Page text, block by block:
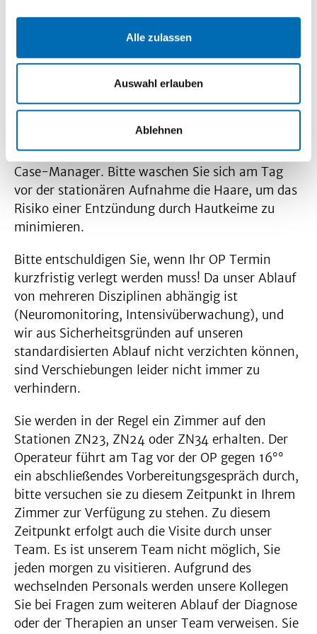
Alle zulassen
Auswahl erlauben
Ablehnen
melden Sie sich zunächst bei der Anmeldung und
kommen dann im Anschluss zu unserem Case
Manager. Unsere Case-Manager organisieren die
wichtigen Termine (aktuelle Bildgebung,
Aufklärung durch den Anästhesisten, Aufklärung
durch den Chirurgen). Sollten hierzu Fragen
bestehen, wenden Sie sich bitte direkt an unsere
Case-Manager. Bitte waschen Sie sich am Tag
vor der stationären Aufnahme die Haare, um das
Risiko einer Entzündung durch Hautkeime zu
minimieren.
Bitte entschuldigen Sie, wenn Ihr OP Termin
kurzfristig verlegt werden muss! Da unser Ablauf
von mehreren Disziplinen abhängig ist
(Neuromonitoring, Intensivüberwachung), und
wir aus Sicherheitsgründen auf unseren
standardisierten Ablauf nicht verzichten können,
sind Verschiebungen leider nicht immer zu
verhindern.
Sie werden in der Regel ein Zimmer auf den
Stationen ZN23, ZN24 oder ZN34 erhalten. Der
Operateur führt am Tag vor der OP gegen 16°°
ein abschließendes Vorbereitungsgespräch durch,
bitte versuchen sie zu diesem Zeitpunkt in Ihrem
Zimmer zur Verfügung zu stehen. Zu diesem
Zeitpunkt erfolgt auch die Visite durch unser
Team. Es ist unserem Team nicht möglich, Sie
jeden morgen zu visitieren. Aufgrund des
wechselnden Personals werden unsere Kollegen
Sie bei Fragen zum weiteren Ablauf der Diagnose
oder der Therapien an unser Team verweisen. Sie